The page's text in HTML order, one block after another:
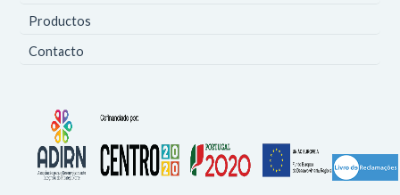
Productos
Contacto